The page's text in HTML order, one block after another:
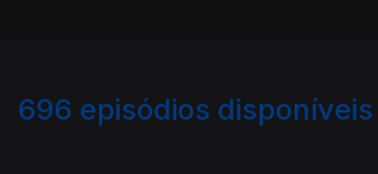
696 episódios disponíveis